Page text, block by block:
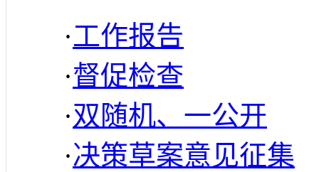
·工作报告
·督促检查
·双随机、一公开
·决策草案意见征集